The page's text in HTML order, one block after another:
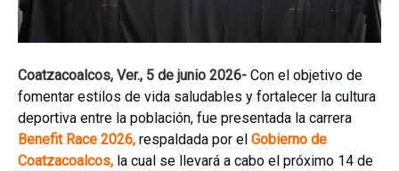
Coatzacoalcos, Ver., 5 de junio 2026- Con el objetivo de
fomentar estilos de vida saludables y fortalecer la cultura
deportiva entre la población, fue presentada la carrera
Benefit Race 2026, respaldada por el Gobierno de
Coatzacoalcos, la cual se llevará a cabo el próximo 14 de